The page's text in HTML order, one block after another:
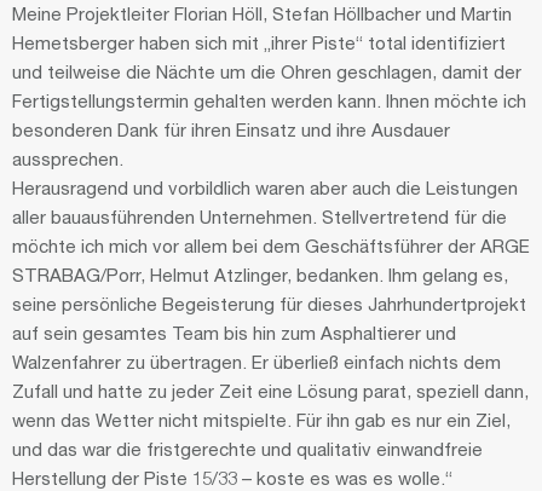
Meine Projektleiter Florian Höll, Stefan Höllbacher und Martin
Hemetsberger haben sich mit „ihrer Piste“ total identifiziert
und teilweise die Nächte um die Ohren geschlagen, damit der
Fertigstellungstermin gehalten werden kann. Ihnen möchte ich
besonderen Dank für ihren Einsatz und ihre Ausdauer
aussprechen.
Herausragend und vorbildlich waren aber auch die Leistungen
aller bauausführenden Unternehmen. Stellvertretend für die
möchte ich mich vor allem bei dem Geschäftsführer der ARGE
STRABAG/Porr, Helmut Atzlinger, bedanken. Ihm gelang es,
seine persönliche Begeisterung für dieses Jahrhundertprojekt
auf sein gesamtes Team bis hin zum Asphaltierer und
Walzenfahrer zu übertragen. Er überließ einfach nichts dem
Zufall und hatte zu jeder Zeit eine Lösung parat, speziell dann,
wenn das Wetter nicht mitspielte. Für ihn gab es nur ein Ziel,
und das war die fristgerechte und qualitativ einwandfreie
Herstellung der Piste 15/33 – koste es was es wolle.“